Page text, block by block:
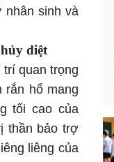
nhân sinh và
diệt
quan trọng
rắn hổ mang
tối cao của
thần bảo trợ
liêng của